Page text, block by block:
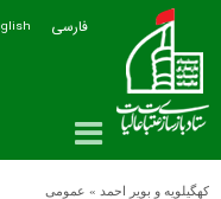
فارسی
کهگیلویه و بویر احمد » عمومی